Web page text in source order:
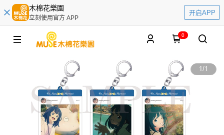
木棉花樂園
立刻使用官方 APP
开启APP
0
1/1